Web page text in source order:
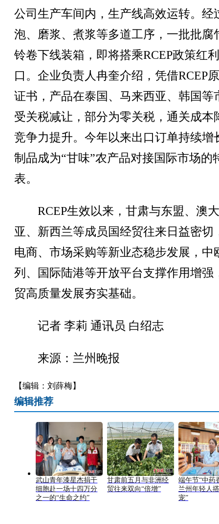
公司生产车间内，生产线高效运转。经
泡、磨浆、煮浆等多道工序，一批批腐
铃卷下线装箱，即将搭乘RCEP政策红
口。企业负责人冉奎介绍，凭借RCEP
证书，产品在泰国、马来西亚、韩国等
受关税减让，部分为零关税，通关成本
竞争力提升。今年以来出口订单持续增
制品成为“甘味”农产品对接国际市场的
表。
RCEP生效以来，甘肃与东盟、澳
亚、新西兰等成员国经贸往来日益密切
电商、市场采购等新业态稳步发展，中
列、国际陆港等开放平台支撑作用增强
贸高质量发展夯实基础。
记者 李莉 通讯员 白绍志
来源：兰州晚报
【编辑：刘薛梅】
编辑推荐
武山青年漆星杰捐干
细胞赴一场十四万分
之一的“生命之约”
甘肃前五月与非洲经
贸往来双向“倍增”
端午节“中药
兰州年轻人
宠”